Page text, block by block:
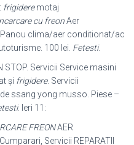
frigideremotaj
cu freonAer
clima/aer conditionat/ac
100 lei. Fetesti.
STOP. Servicii Service masini
și frigidere. Servicii
ssang yong musso. Piese –
. Ieri 11:
FREONAER
Servicii REPARATII